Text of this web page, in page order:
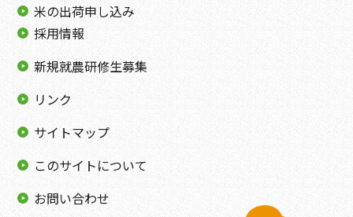
米の出荷申し込み
採用情報
新規就農研修生募集
リンク
サイトマップ
このサイトについて
お問い合わせ